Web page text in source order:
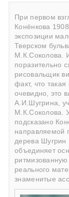
При первом
Конёнкова
экспозиции
Тверском
М.К.Соколова.
поразительно
рисовальщик
факт, что такая
очевидно, это
А.И.Шугрина,
М.К.Соколова.
подсказано
направляемой
дерева Шугрин
объединяет
реального
знаменитые